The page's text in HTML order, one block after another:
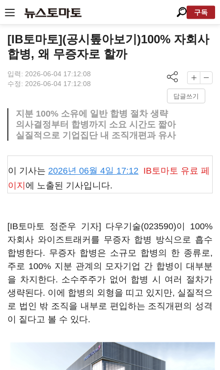
구독
[IB토마토](공시톺아보기)100% 자회사
합병, 왜 무증자로 할까
입력: 2026-06-04 17:12:08
수정: 2026-06-04 17:12:08
답글쓰기
지분 100% 소유에 일반 합병 절차 생략
의사결정부터 합병까지 소요 시간도 짧아
실질적으로 기업집단 내 조직개편과 유사
이 기사는 2026년 06월 4일 17:12 IB토마토 유료 페
이지 에 노출된 기사입니다.
[IB토마토 정준우 기자] 다우기술(023590)이 100%
자회사 와이즈트래커를 무증자 합병 방식으로 흡수
합병한다. 무증자 합병은 소규모 합병의 한 종류로,
주로 100% 지분 관계의 모자기업 간 합병이 대부분
을 차지한다. 소수주주가 없어 합병 시 여러 절차가
생략된다. 이에 합병의 외형을 띠고 있지만, 실질적으
로 법인 밖 조직을 내부로 편입하는 조직개편의 성격
이 짙다고 볼 수 있다.